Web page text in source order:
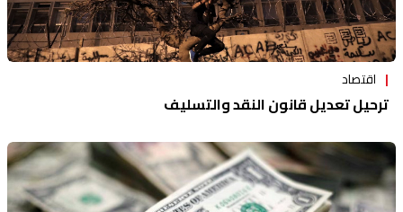
اقتصاد
ترحيل تعديل قانون النقد والتسليف